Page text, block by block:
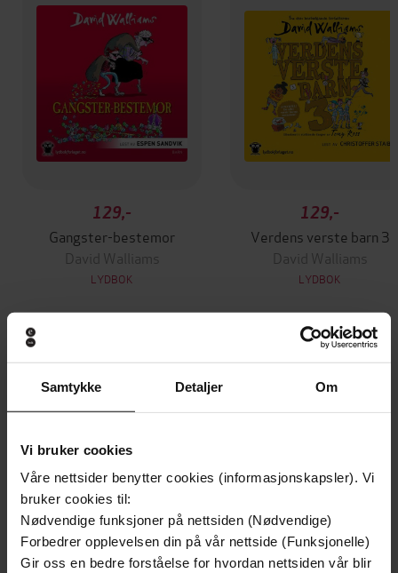
Samtykke Detaljer Om
Vi bruker cookies
Våre nettsider benytter cookies (informasjonskapsler). Vi
bruker cookies til:
Nødvendige funksjoner på nettsiden (Nødvendige)
Forbedrer opplevelsen din på vår nettside (Funksjonelle)
Gir oss en bedre forståelse for hvordan nettsiden vår blir
129,-
Gangster-bestemor
David Walliams
LYDBOK
129,-
Verdens verste barn 3
David Walliams
LYDBOK
Andre har også kjøpt
Vinner av Rivertonprisen